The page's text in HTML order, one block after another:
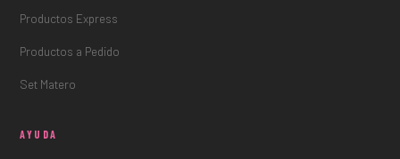
Productos Express
Productos a Pedido
Set Matero
AYUDA